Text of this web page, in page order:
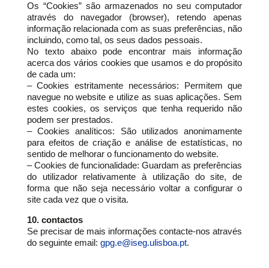
Os “Cookies” são armazenados no seu computador
através do navegador (browser), retendo apenas
informação relacionada com as suas preferências, não
incluindo, como tal, os seus dados pessoais.
No texto abaixo pode encontrar mais informação
acerca dos vários cookies que usamos e do propósito
de cada um:
– Cookies estritamente necessários: Permitem que
navegue no website e utilize as suas aplicações. Sem
estes cookies, os serviços que tenha requerido não
podem ser prestados.
– Cookies analíticos: São utilizados anonimamente
para efeitos de criação e análise de estatísticas, no
sentido de melhorar o funcionamento do website.
– Cookies de funcionalidade: Guardam as preferências
do utilizador relativamente à utilização do site, de
forma que não seja necessário voltar a configurar o
site cada vez que o visita.
10. contactos
Se precisar de mais informações contacte-nos através
do seguinte email: gpg.e@iseg.ulisboa.pt.